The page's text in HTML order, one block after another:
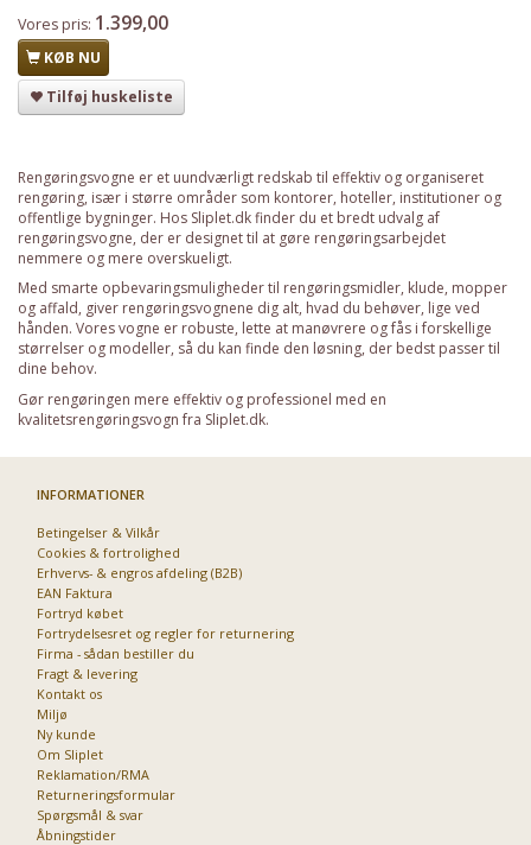
Vores pris: 1.399,00
KØB NU
Tilføj huskeliste
Rengøringsvogne er et uundværligt redskab til effektiv og organiseret
rengøring, især i større områder som kontorer, hoteller, institutioner og
offentlige bygninger. Hos Sliplet.dk finder du et bredt udvalg af
rengøringsvogne, der er designet til at gøre rengøringsarbejdet
nemmere og mere overskueligt.
Med smarte opbevaringsmuligheder til rengøringsmidler, klude, mopper
og affald, giver rengøringsvognene dig alt, hvad du behøver, lige ved
hånden. Vores vogne er robuste, lette at manøvrere og fås i forskellige
størrelser og modeller, så du kan finde den løsning, der bedst passer til
dine behov.
Gør rengøringen mere effektiv og professionel med en
kvalitetsrengøringsvogn fra Sliplet.dk.
INFORMATIONER
Betingelser & Vilkår
Cookies & fortrolighed
Erhvervs- & engros afdeling (B2B)
EAN Faktura
Fortryd købet
Fortrydelsesret og regler for returnering
Firma - sådan bestiller du
Fragt & levering
Kontakt os
Miljø
Ny kunde
Om Sliplet
Reklamation/RMA
Returneringsformular
Spørgsmål & svar
Åbningstider